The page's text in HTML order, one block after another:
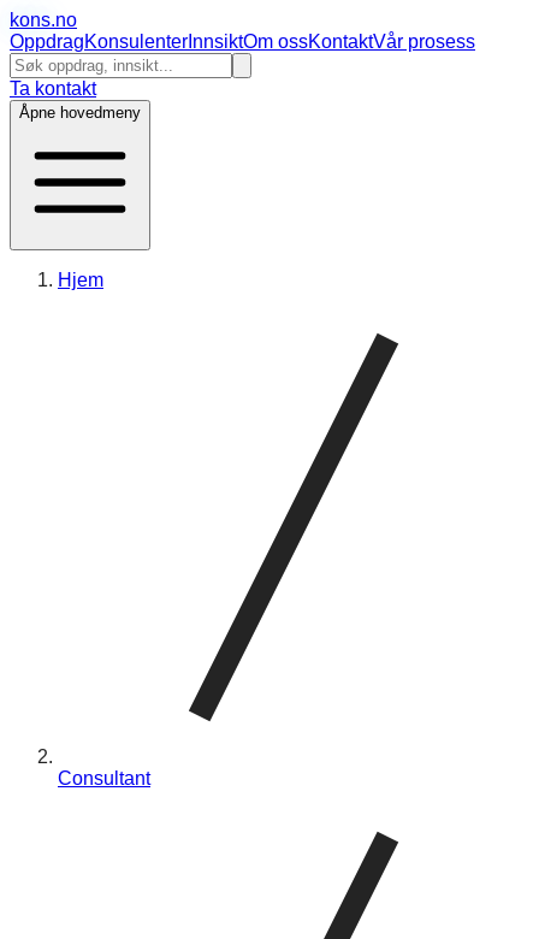
kons.no
OppdragKonsulenter InnsiktOm ossKontaktVår prosess
Ta kontakt
Åpne hovedmeny
Hjem
Consultant